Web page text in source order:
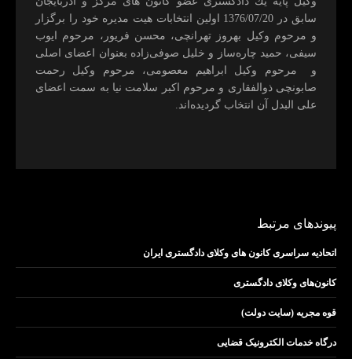
سابق در 1376/07/20 اولين انتخابات هيت مديره خود را برگزار
و مرحوم وکیل بهروز تهرانچی، محسن فريور، مرحوم ايوب
سيفی، حميد چاره‌ساز و خليل صوفی‌زاده بعنوان اعضای اصلی
و مرحوم وکیل ابراهيم معصومی، مرحوم وکیل رحمت
صابونچی ذوالفقاری و مرحوم اكبر سلامت نيا به سمت اعضای
علی البدل آن انتخاب گرديده‌اند.
پیوندهای مرتبط
اتحادیه سراسری کانون های وکلای دادگستری ایران
کانون‌های وکلای دادگستری
قوه مجریه (سایت دولت)
درگاه خدمات الکترونیک قضایی